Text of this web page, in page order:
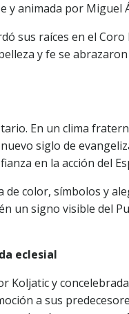
y animada por Miguel
sus raíces en el Coro
y fe se
En un clima
siglo de
en la acción del
color, símbolos y
un signo visible del
eclesial
Koljatic y
a sus